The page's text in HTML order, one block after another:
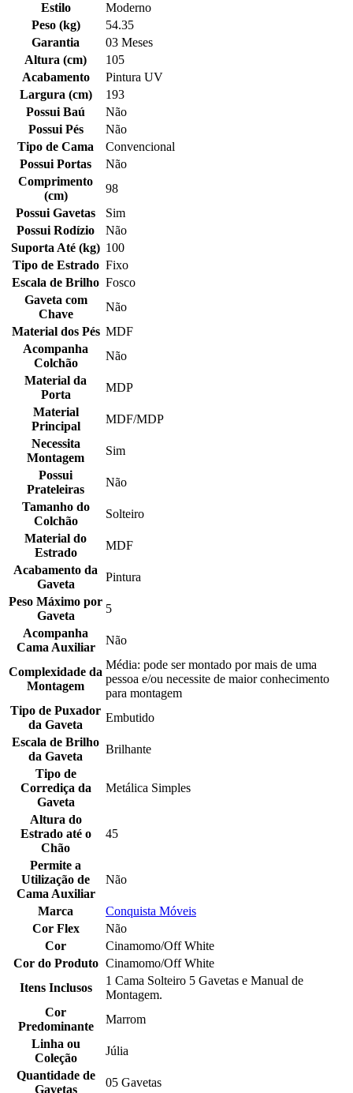
Estilo
Moderno
Peso (kg)
54.35
Garantia
03 Meses
Altura (cm)
105
Acabamento
Pintura UV
Largura (cm)
193
Possui Baú
Não
Possui Pés
Não
Tipo de Cama
Convencional
Possui Portas
Não
Comprimento
(cm)
98
Possui Gavetas
Sim
Possui Rodízio
Não
Suporta Até (kg) 100
Tipo de Estrado Fixo
Escala de Brilho Fosco
Gaveta com
Chave
Não
Material dos Pés MDF
Acompanha
Colchão
Não
Material da
Porta
MDP
Material
Principal
MDF/MDP
Necessita
Montagem
Sim
Possui
Prateleiras
Não
Tamanho do
Colchão
Solteiro
Material do
Estrado
MDF
Acabamento da
Gaveta
Pintura
Peso Máximo por
Gaveta
5
Acompanha
Cama Auxiliar
Não
Complexidade da
Montagem
Média: pode ser montado por mais de uma
pessoa e/ou necessite de maior conhecimento
para montagem
Tipo de Puxador
da Gaveta
Embutido
Escala de Brilho
da Gaveta
Brilhante
Tipo de
Corrediça da
Gaveta
Metálica Simples
Altura do
Estrado até o
Chão
45
Permite a
Utilização de
Cama Auxiliar
Não
Marca
Conquista Móveis
Cor Flex
Não
Cor
Cinamomo/Off White
Cor do Produto Cinamomo/Off White
Itens Inclusos
1 Cama Solteiro 5 Gavetas e Manual de
Montagem.
Cor
Predominante
Marrom
Linha ou
Coleção
Júlia
Quantidade de
Gavetas
05 Gavetas